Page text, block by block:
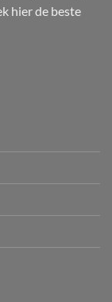
hier de beste